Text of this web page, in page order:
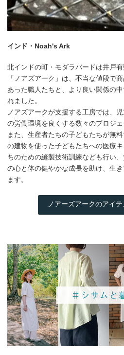
インド・Noah's Ark
北インドの町・モダラバードは井戸有
「ノアズアーク」は、不当な値段で
あった職人たちと、より良い関係の
れました。
ノアズアークが支援する工房では、
の労働環境を良くする数々のプロジェ
また、生産者たちの子どもたちが無
の建物を使った子どもたちへの医療
ちのための縫製技術訓練なども行い
の心と体の健やかな成長を助け、生
ます。
ノアーズアークのアイ